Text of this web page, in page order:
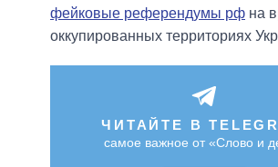
фейковые референдумы рф на
оккупированных территориях
ЧИТАЙТЕ В
самое важное от «Слово и